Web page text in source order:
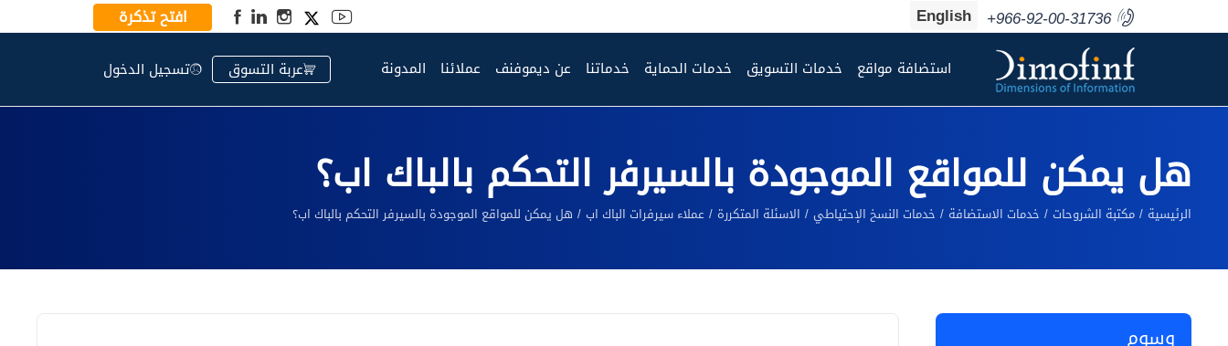
افتح تذكرة +966-92-00-31736
English
المدونة عملائنا عن ديموفنف خدماتنا خدمات الحماية خدمات التسويق استضافة مواقع تسجيل الدخول عربة التسوق
هل يمكن للمواقع الموجودة بالسيرفر التحكم بالباك اب؟
الرئيسية مكتبة الشروحات خدمات الاستضافة خدمات النسخ الإحتياطي الاسئلة المتكررة عملاء سيرفرات الباك اب هل يمكن للمواقع الموجودة بالسيرفر التحكم بالباك اب؟
وسوم